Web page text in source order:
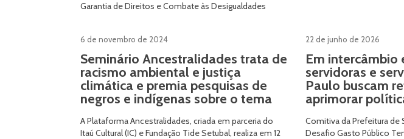
Garantia de Direitos e Combate às Desigualdades
6 de novembro de 2024
Seminário Ancestralidades trata de
racismo ambiental e justiça
climática e premia pesquisas de
negros e indígenas sobre o tema
A Plataforma Ancestralidades, criada em parceria do
Itaú Cultural (IC) e Fundação Tide Setubal, realiza em 12
22 de junho de 2026
Em intercâmbio
servidoras e
Paulo buscam
aprimorar
Comitiva da Prefeitura de
Desafio Gasto Público